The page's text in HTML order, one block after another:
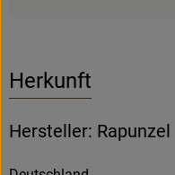
Herkunft
Hersteller: Rapunzel